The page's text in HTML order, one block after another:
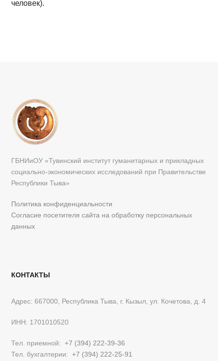
человек).
ГБНИиОУ «Тувинский институт гуманитарных и прикладных
социально-экономических исследований при Правительстве
Республики Тыва»
Политика конфиденциальности
Согласие посетителя сайта на обработку персональных
данных
КОНТАКТЫ
Адрес: 667000, Республика Тыва, г. Кызыл, ул. Кочетова, д. 4
ИНН: 1701010520
Тел. приемной: +7 (394) 222-39-36
Тел. бухгалтерии: +7 (394) 222-25-91